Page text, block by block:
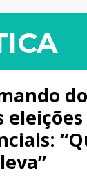
eleições